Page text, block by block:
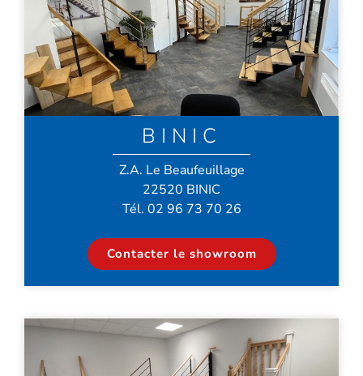
BINIC
Z.A. Le Beaufeuillage
22520 BINIC
Tél. 02 96 73 70 26
Contacter le showroom